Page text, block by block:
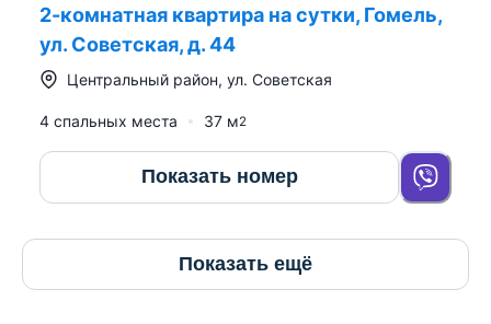
2-комнатная квартира на сутки, Гомель,
ул. Советская, д. 44
Центральный район, ул. Советская
4 спальных места 37 м2
Показать номер
Показать ещё